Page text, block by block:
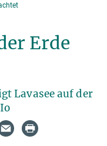
Erde
Lavasee auf der